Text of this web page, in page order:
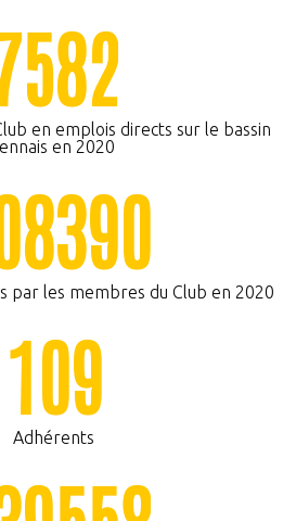
582
en emplois directs sur le bassin
en 2020
6
7
8
1
2
3
7
8
90
par les membres du Club en 2020
0
10
5
6
7
8
9
Adhérents
1
2
3
4
5
6
7
8
0
1
2
3
4
0
1
2
3
4
3
4
5